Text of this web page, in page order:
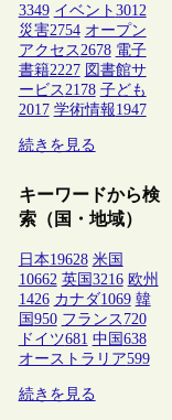
3349 イベント 3012
災害2754 オープン
アクセス 2678 電子
書籍2227 図書館サ
ービス 2178 子ども
2017 学術情報1947
続きを見る
キーワードから検
索（国・地域）
日本19628 米国
10662 英国3216 欧州
1426 カナダ1069 韓
国950 フランス 720
ドイツ681 中国638
オーストラリア599
続きを見る